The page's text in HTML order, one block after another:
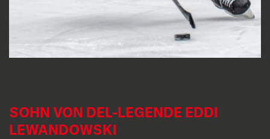
SOHN VON DEL-LEGENDE EDDI
LEWANDOWSKI